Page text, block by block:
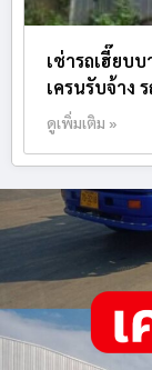
เช่ารถเฮี๊ยบ
เครนรับจ้าง
ดูเพิ่มเติม »